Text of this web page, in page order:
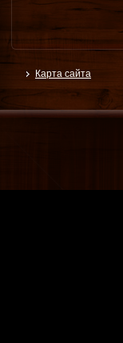
Карта сайта